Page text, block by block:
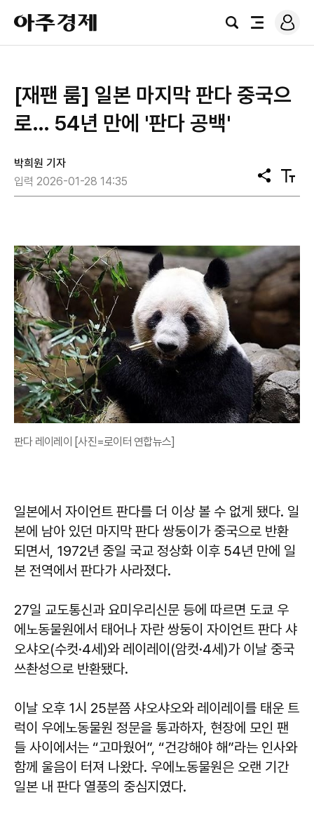
아
주
경
검
전
로
그
[재팬 룸] 일본 마지막 판다 중국으
로… 54년 만에 '판다 공백'
박희원 기자
입력 2026-01-28 14:35
공
유
텍
스
판다 레이레이 [사진=로이터 연합뉴스]
일본에서 자이언트 판다를 더 이상 볼 수 없게 됐다. 일
본에 남아 있던 마지막 판다 쌍둥이가 중국으로 반환
되면서, 1972년 중일 국교 정상화 이후 54년 만에 일
본 전역에서 판다가 사라졌다.
27일 교도통신과 요미우리신문 등에 따르면 도쿄 우
에노동물원에서 태어나 자란 쌍둥이 자이언트 판다 샤
오샤오(수컷·4세)와 레이레이(암컷·4세)가 이날 중국
쓰촨성으로 반환됐다.
이날 오후 1시 25분쯤 샤오샤오와 레이레이를 태운 트
럭이 우에노동물원 정문을 통과하자, 현장에 모인 팬
들 사이에서는 “고마웠어”, “건강해야 해”라는 인사와
함께 울음이 터져 나왔다. 우에노동물원은 오랜 기간
일본 내 판다 열풍의 중심지였다.